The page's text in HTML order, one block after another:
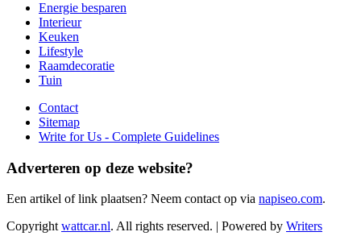
Energie besparen
Interieur
Keuken
Lifestyle
Raamdecoratie
Tuin
Contact
Sitemap
Write for Us - Complete Guidelines
Adverteren op deze website?
Een artikel of link plaatsen? Neem contact op via napiseo.com.
Copyrightwattcar.nl. All rights reserved. | Powered by Writers